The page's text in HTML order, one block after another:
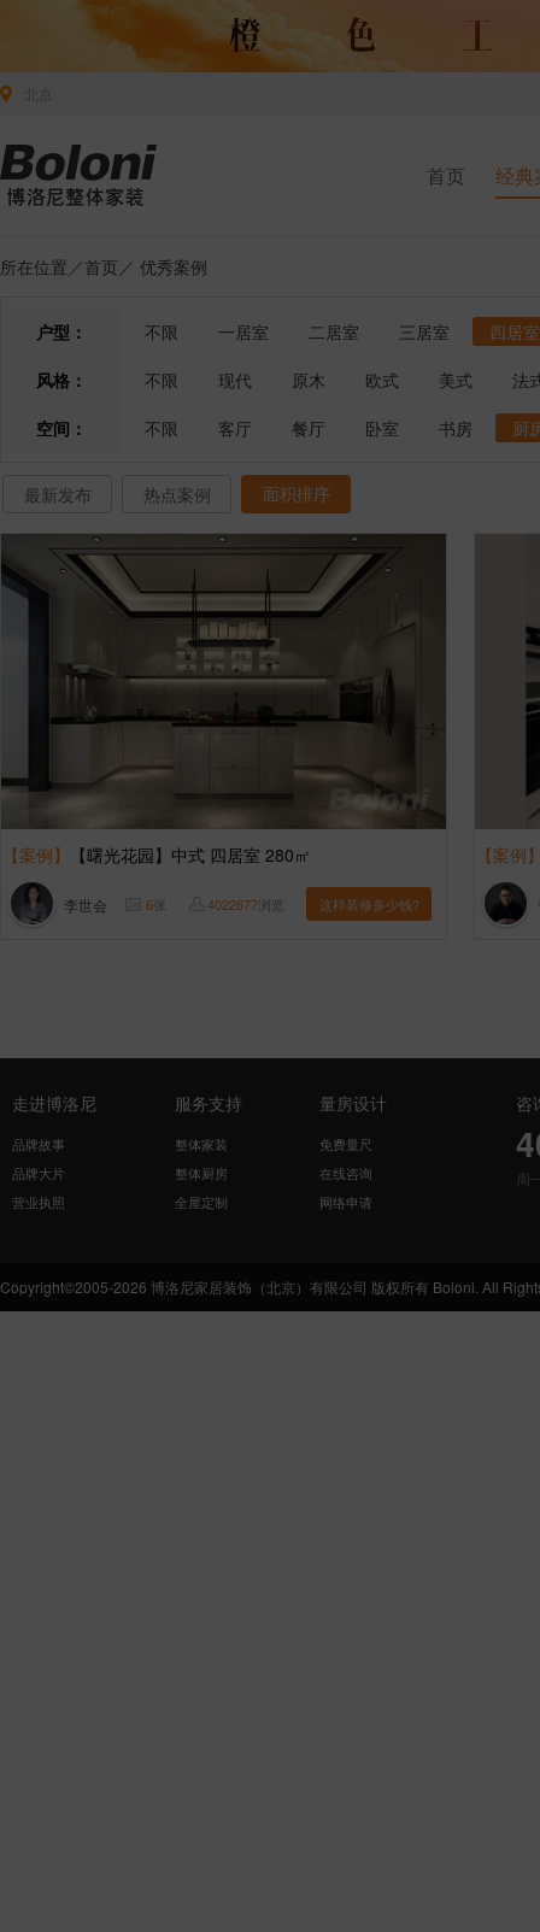
首页 经典
所在位置／首页 ／ 优秀案例
户型： 不限 一居室 二居室 三居室
四居室
风格：
不限 现代 原木 欧式 美式
法
空间：
不限 客厅 餐厅 卧室 书房 厨
最新发布 热点案例 面积排序
【案例】 【曙光花园】中式 四居室 280㎡
李世会 6张 4022677浏览 这样装修多少钱?
【案例
走进博洛尼
品牌故事
品牌大片
营业执照
服务支持
整体家装
整体厨房
全屋定制
量房设计
免费量尺
在线咨询
网络申请
咨
周
Copyright©2005-2026 博洛尼家居装饰（北京）有限公司 版权所有 Boloni. All